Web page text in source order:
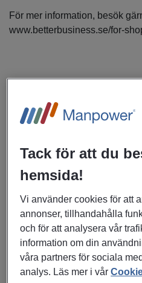
För mer information, besök
www.betterbusiness.se/for-
som mystery shopper i form av
kontroller för att säkerställa att
uppdragsgivare behöver du
Som mystery shopper agerar
butik/butikskedja. Jobbet
som en vanlig kund utefter
kontrollera butikens
Tack för att du
hemsida!
Vi använder cookies för att
annonser, tillhandahålla
och för att analysera vår
information om din
våra partners för sociala
analys. Läs mer i vår